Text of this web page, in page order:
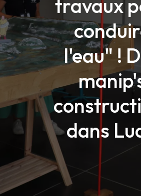
travaux
l'eau" !
dans